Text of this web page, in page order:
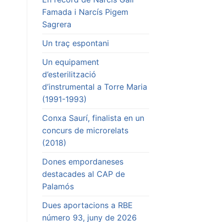
Famada i Narcís Pigem
Sagrera
Un traç espontani
Un equipament
d’esterilització
d’instrumental a Torre Maria
(1991-1993)
Conxa Saurí, finalista en un
concurs de microrelats
(2018)
Dones empordaneses
destacades al CAP de
Palamós
Dues aportacions a RBE
número 93, juny de 2026